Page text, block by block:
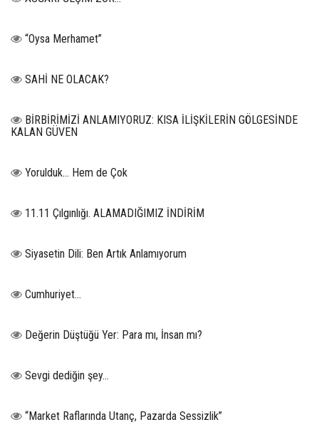
“Oysa Merhamet”
SAHİ NE OLACAK?
BİRBİRİMİZİ ANLAMIYORUZ: KISA İLİŞKİLERİN GÖLGESİNDE
KALAN GÜVEN
Yorulduk… Hem de Çok
11.11 Çılgınlığı. ALAMADIĞIMIZ İNDİRİM
Siyasetin Dili: Ben Artık Anlamıyorum
Cumhuriyet…
Değerin Düştüğü Yer: Para mı, İnsan mı?
Sevgi dediğin şey…
“Market Raflarında Utanç, Pazarda Sessizlik”